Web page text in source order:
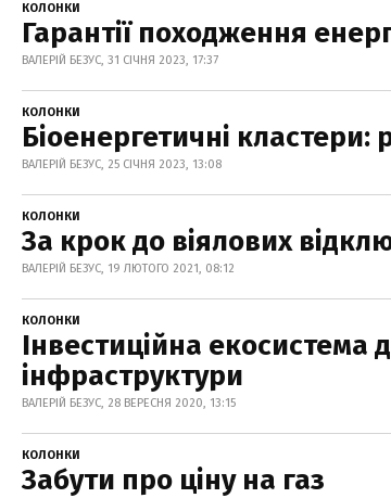
КОЛОНКИ
Гарантії походження
ВАЛЕРІЙ БЕЗУС, 31 СІЧНЯ 2023, 17:37
КОЛОНКИ
Біоенергетичні кластери:
ВАЛЕРІЙ БЕЗУС, 25 СІЧНЯ 2023, 13:08
КОЛОНКИ
За крок до віялових
ВАЛЕРІЙ БЕЗУС, 19 ЛЮТОГО 2021, 08:12
КОЛОНКИ
Інвестиційна екосистема
інфраструктури
ВАЛЕРІЙ БЕЗУС, 28 ВЕРЕСНЯ 2020, 13:15
КОЛОНКИ
Забути про ціну на газ